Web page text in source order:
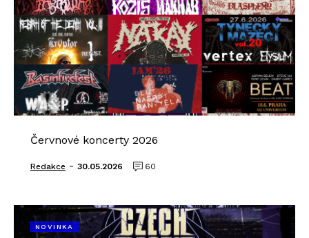
Červnové koncerty 2026
Redakce - 30.05.2026 60
NOVINKA